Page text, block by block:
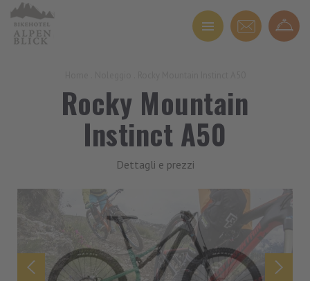
Rocky Mountain
Instinct A50
Dettagli e prezzi